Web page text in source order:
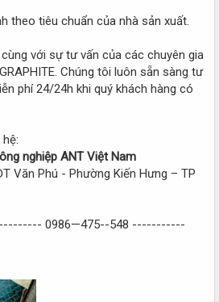
theo tiêu chuẩn của nhà sản xuất.
với sự tư vấn của các chuyên gia
Chúng tôi luôn sẵn sàng tư
phí 24/24h khi quý khách hàng có
nghiệp ANT Việt Nam
Văn Phú - Phường Kiến Hưng – TP
0986—475--548 -----------